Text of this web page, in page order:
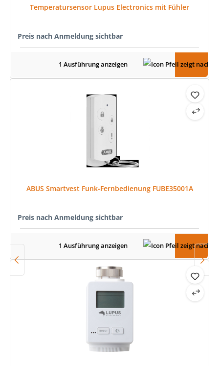
Temperatursensor Lupus Electronics mit Fühler
Preis nach Anmeldung sichtbar
1 Ausführung anzeigen
ABUS Smartvest Funk-Fernbedienung FUBE35001A
Preis nach Anmeldung sichtbar
1 Ausführung anzeigen